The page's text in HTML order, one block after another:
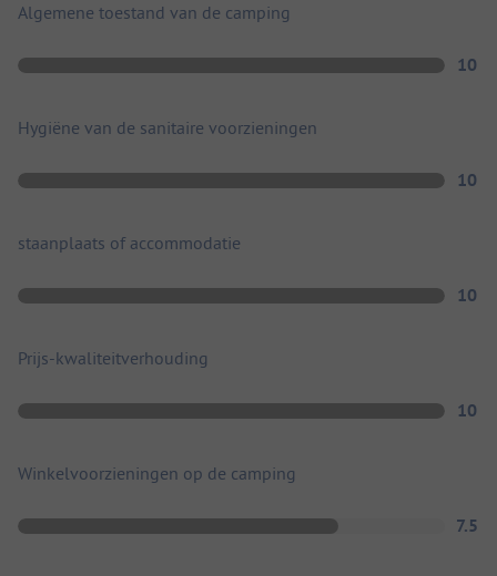
Algemene toestand van de camping
10
Hygiëne van de sanitaire voorzieningen
10
staanplaats of accommodatie
10
Prijs-kwaliteitverhouding
10
Winkelvoorzieningen op de camping
7.5